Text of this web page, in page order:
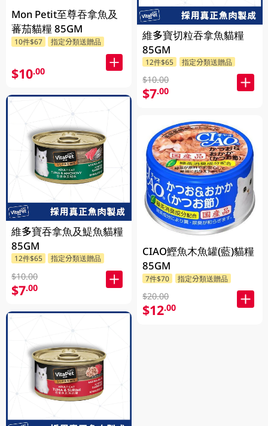
Mon Petit至尊吞拿魚及
蕃茄貓糧 85GM
10件$67 指定分類送贈品
$10.00
維多寶吞拿魚及鯷魚貓糧
85GM
12件$65 指定分類送贈品
$10.00
$7.00
維多寶切粒吞拿魚貓糧
85GM
12件$65 指定分類送贈品
$10.00
$7.00
CIAO鰹魚木魚罐(藍)貓糧
85GM
7件$70 指定分類送贈品
$20.00
$12.00